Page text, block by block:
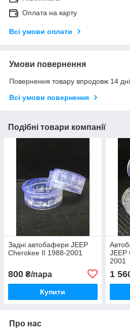
Оплата на карту
Всі умови оплати
Умови повернення
Повернення товару впродовж 14
Всі умови повернення
Подібні товари компанії
Задні автобафери JEEP
Cherokee II 1988-2001
800 ₴/пара
Купити
JEEP
2001
1
Про нас